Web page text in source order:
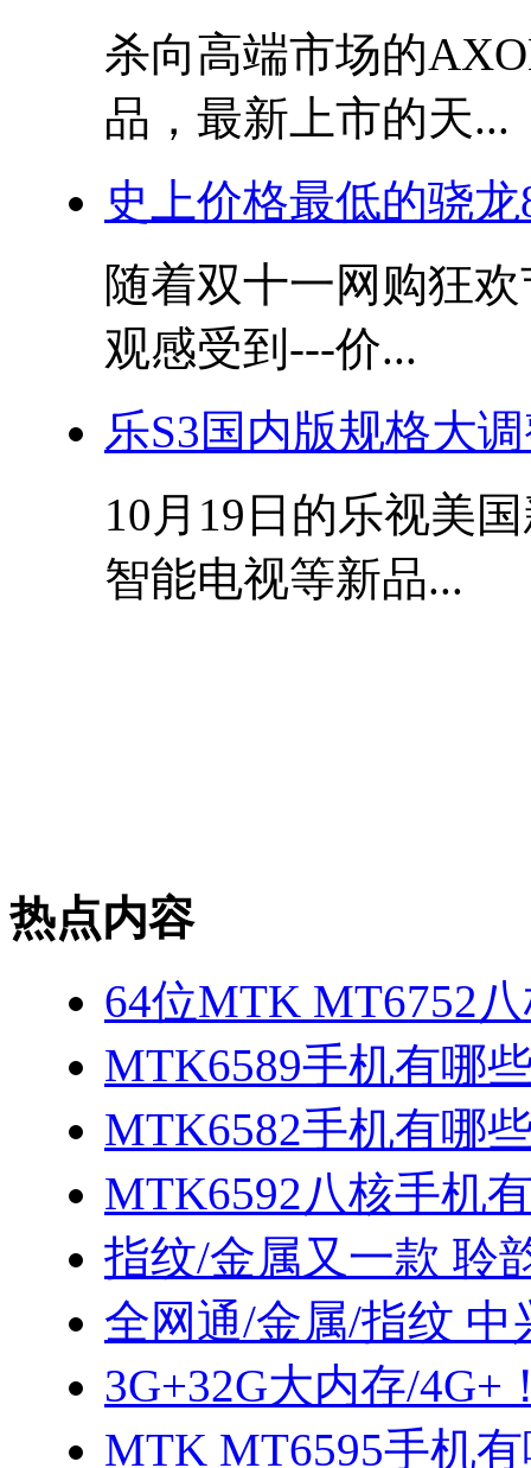
杀向高端市场的
品，最新上市的天...
史上价格最低的骁
随着双十一网购狂
观感受到---价...
乐S3国内版规格大
10月19日的乐视美
智能电视等新品...
热点内容
64位MTK MT6752
MTK6589手机有哪
MTK6582手机有哪
MTK6592八核手机
指纹/金属又一款 聆
全网通/金属/指纹 中
3G+32G大内存/4G+
MTK MT6595手机